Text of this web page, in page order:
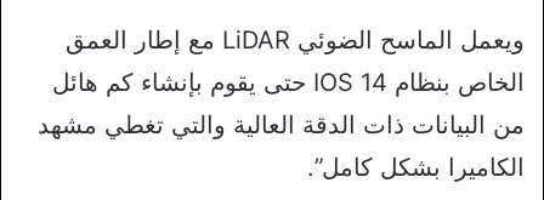
ويعمل الماسح الضوئي LiDAR مع إطار العمق
الخاص بنظام IOS 14 حتى يقوم بإنشاء كم هائل
من البيانات ذات الدقة العالية والتي تغطي مشهد
الكاميرا بشكل كامل”.